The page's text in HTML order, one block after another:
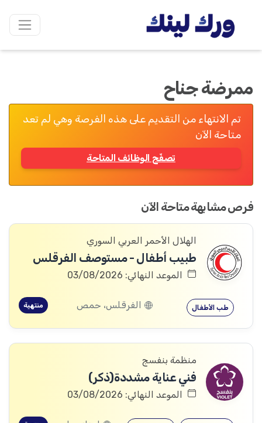
ممرضة جناح
تم الانتهاء من التقديم على هذه الفرصة وهي لم تعد
متاحة الآن
تصفّح الوظائف المتاحة
فرص مشابهة متاحة الآن
الهلال الأحمر العربي السوري
طبيب أطفال - مستوصف الفرقلس
الموعد النهائي: 03/08/2026
طب الأطفال الفرقلس، حمص منتهية
منظمة بنفسج
فني عناية مشددة(ذكر)
الموعد النهائي: 03/08/2026